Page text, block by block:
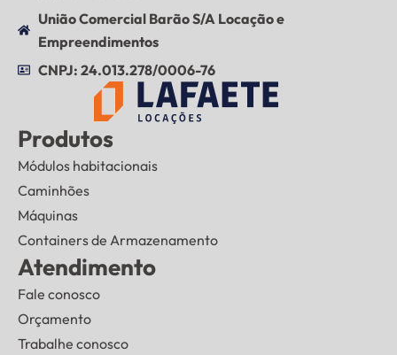
União Comercial Barão S/A Locação e
Empreendimentos
CNPJ: 24.013.278/0006-76
Produtos
Módulos habitacionais
Caminhões
Máquinas
Containers de Armazenamento
Atendimento
Fale conosco
Orçamento
Trabalhe conosco